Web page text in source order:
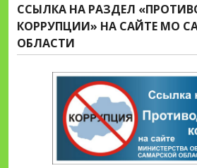
ССЫЛКА НА РАЗДЕЛ
КОРРУПЦИИ» НА САЙТЕ МО
ОБЛАСТИ